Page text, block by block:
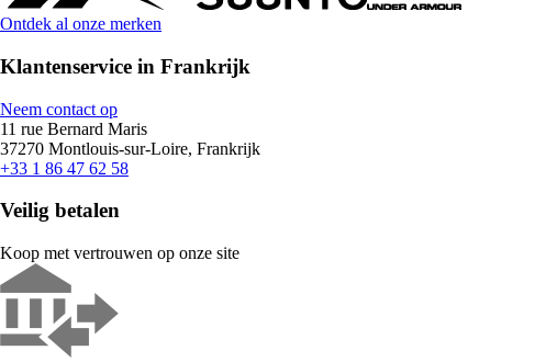
Ontdek al onze merken
Klantenservice in Frankrijk
Neem contact op
11 rue Bernard Maris
37270 Montlouis-sur-Loire, Frankrijk
+33 1 86 47 62 58
Veilig betalen
Koop met vertrouwen op onze site